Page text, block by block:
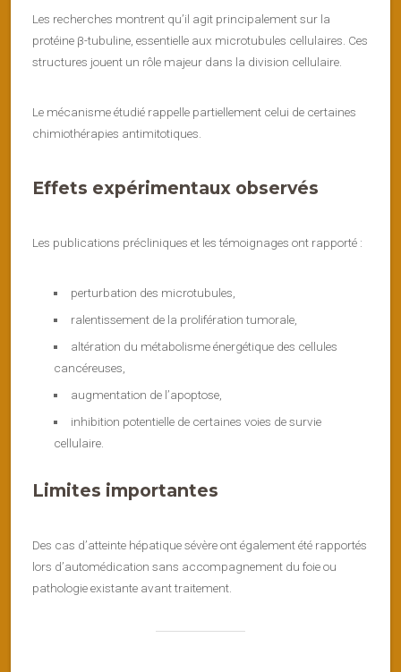
Les recherches montrent qu’il agit principalement sur la
protéine β-tubuline, essentielle aux microtubules cellulaires. Ces
structures jouent un rôle majeur dans la division cellulaire.
Le mécanisme étudié rappelle partiellement celui de certaines
chimiothérapies antimitotiques.
Effets expérimentaux observés
Les publications précliniques et les témoignages ont rapporté :
perturbation des microtubules,
ralentissement de la prolifération tumorale,
altération du métabolisme énergétique des cellules
cancéreuses,
augmentation de l’apoptose,
inhibition potentielle de certaines voies de survie
cellulaire.
Limites importantes
Des cas d’atteinte hépatique sévère ont également été rapportés
lors d’automédication sans accompagnement du foie ou
pathologie existante avant traitement.